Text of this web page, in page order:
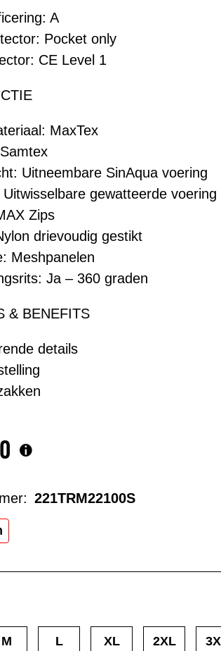
A
Pocket only
CE Level 1
MaxTex
Uitneembare SinAqua voering
gewatteerde voering
Zips
drievoudig gestikt
Meshpanelen
Ja – 360 graden
& BENEFITS
details
M L XL 2XL
221TRM22100S